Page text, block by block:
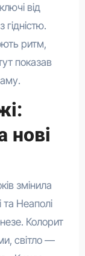
від
ритм,
показав
нові
змінила
Неаполі
Колорит
світло —